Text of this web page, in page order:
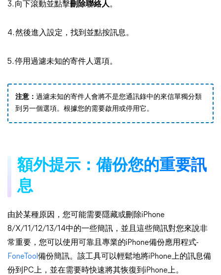
3. 向下滾動並點擊刪除聯絡人。
4. 然後進入設定，找到並點按訊息。
5. 停用過濾未知的寄件人選項。
注意： 過濾未知的寄件人會將不是您通訊錄中的來信單獨分類
到另一個選項。根據您的需要啟用或停用它。
額外提示：備份您的重要訊
息
由於某種原因，您可能需要隱藏或刪除iPhone
8/X/11/12/13/14中的一些簡訊，並且這些簡訊對您來說非
常重要，您可以使用可靠且專業的iPhone備份應用程式-
FoneTool 備份簡訊。該工具可以輕鬆地將iPhone上的訊息備
份到PC上，並在需要時快速將其恢復到iPhone上。